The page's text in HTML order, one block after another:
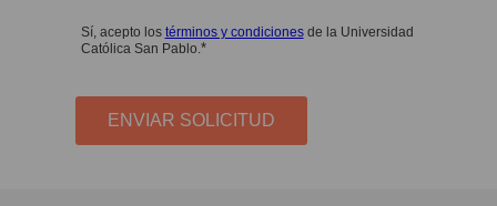
Sí, acepto los términos y condicionesde la Universidad
Católica San Pablo. *